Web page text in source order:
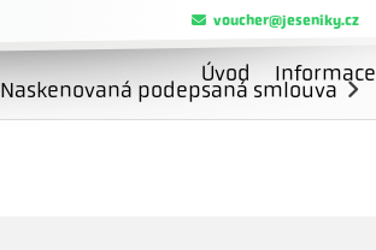
voucher@jeseniky.cz
Úvod Informace
Naskenovaná podepsaná smlouva